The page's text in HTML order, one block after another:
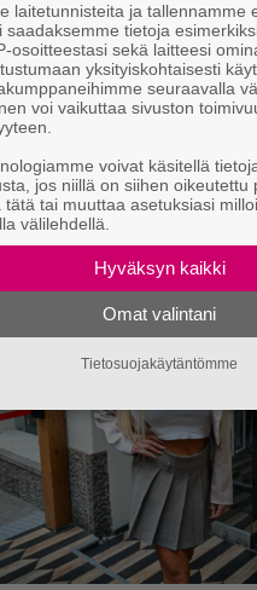
lauantain Loton ja
ABC:lla,
laitetunnisteita ja tallennamme
saadaksemme tietoja
osoitteestasi sekä laitteesi
yksityiskohtaisesti
seuraavalla
voi vaikuttaa sivuston
voivat käsitellä
jos niillä on siihen oikeutettu
tätä tai muuttaa asetuksiasi
välilehdellä.
Hyväksyn kaikki
Omat valintani
Tietosuojakäytäntömme